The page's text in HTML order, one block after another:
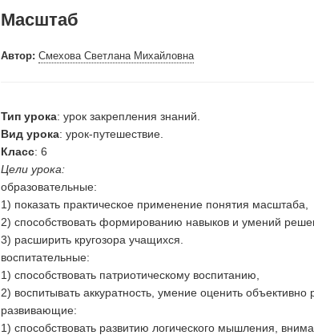
Масштаб
Автор: Смехова Светлана Михайловна
Тип урока: урок закрепления знаний.
Вид урока: урок-путешествие.
Класс: 6
Цели урока:
образовательные:
1) показать практическое применение понятия масштаба,
2) способствовать формированию навыков и умений
3) расширить кругозора учащихся.
воспитательные:
1) способствовать патриотическому воспитанию,
2) воспитывать аккуратность, умение оценить объективно
развивающие:
1) способствовать развитию логического мышления,